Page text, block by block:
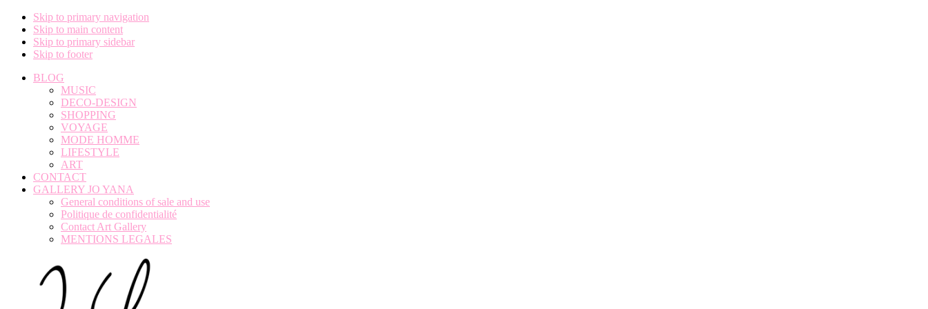
Skip to primary navigation
Skip to main content
Skip to primary sidebar
Skip to footer
BLOG
MUSIC
DECO-DESIGN
SHOPPING
VOYAGE
MODE HOMME
LIFESTYLE
ART
CONTACT
GALLERY JO YANA
General conditions of sale and use
Politique de confidentialité
Contact Art Gallery
MENTIONS LEGALES